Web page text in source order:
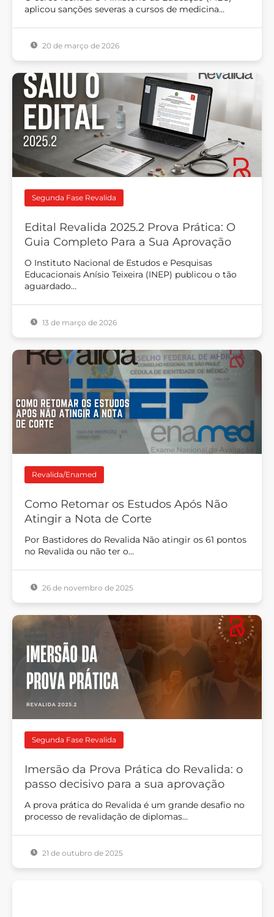
aplicou sanções severas a cursos de medicina…
20 de março de 2026
Segunda Fase Revalida
Edital Revalida 2025.2 Prova Prática: O
Guia Completo Para a Sua Aprovação
O Instituto Nacional de Estudos e Pesquisas
Educacionais Anísio Teixeira (INEP) publicou o tão
aguardado…
13 de março de 2026
Revalida/Enamed
Como Retomar os Estudos Após Não
Atingir a Nota de Corte
Por Bastidores do Revalida Não atingir os 61 pontos
no Revalida ou não ter o…
26 de novembro de 2025
Segunda Fase Revalida
Imersão da Prova Prática do Revalida: o
passo decisivo para a sua aprovação
A prova prática do Revalida é um grande desafio no
processo de revalidação de diplomas…
21 de outubro de 2025